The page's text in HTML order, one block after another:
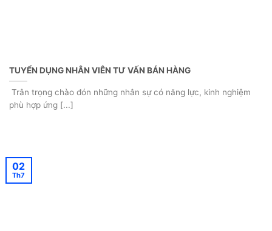
TUYỂN DỤNG NHÂN VIÊN TƯ VẤN BÁN HÀNG
Trân trọng chào đón những nhân sự có năng lực, kinh nghiệm
phù hợp ứng [...]
02
Th7